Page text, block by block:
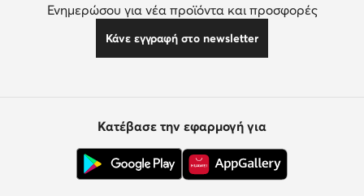
Ενημερώσου για νέα προϊόντα και προσφορές
Κάνε εγγραφή στο newsletter
Κατέβασε την εφαρμογή για